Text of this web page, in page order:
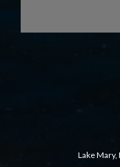
Lake